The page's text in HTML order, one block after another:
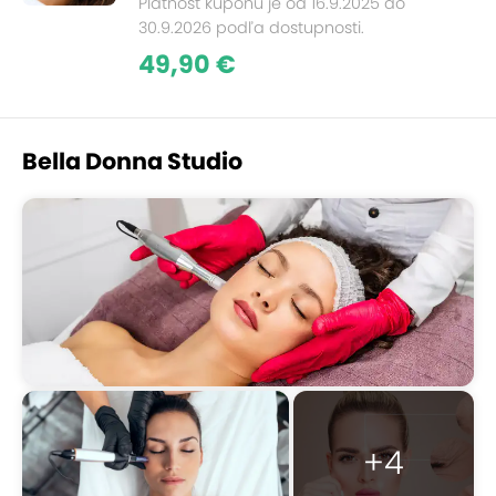
30.9.2026 podľa dostupnosti.
49,90 €
Bella Donna Studio
+4